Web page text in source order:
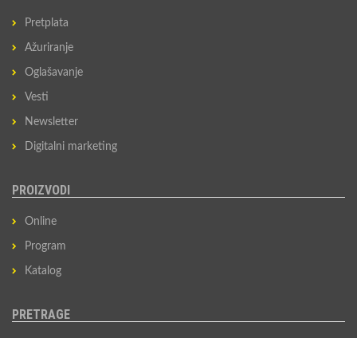
Pretplata
Ažuriranje
Oglašavanje
Vesti
Newsletter
Digitalni marketing
PROIZVODI
Online
Program
Katalog
PRETRAGE